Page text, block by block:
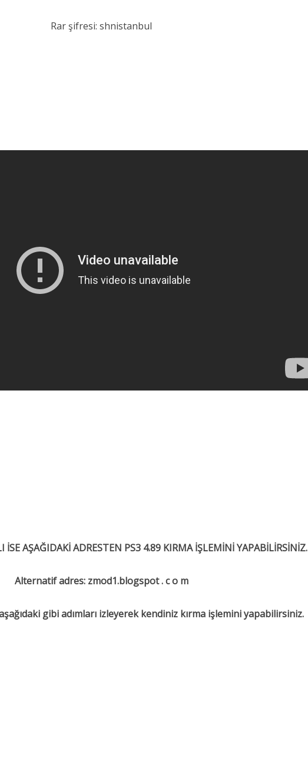
Rar şifresi: shnistanbul
İSE AŞAĞIDAKİ ADRESTEN PS3 4.89 KIRMA İŞLEMİNİ YAPABİLİRSİNİZ.
Alternatif adres: zmod1.blogspot . c o m
gibi adımları izleyerek kendiniz kırma işlemini yapabilirsiniz.